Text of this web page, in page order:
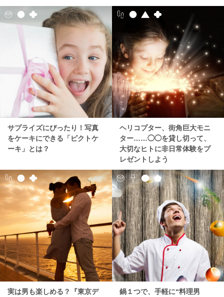
サプライズにぴったり！写真
をケーキにできる「ピクトケ
ーキ」とは？
ヘリコプター、街角巨大モニ
ター……◯◯を貸し切って、
大切なヒトに非日常体験をプ
レゼントしよう
実は男も楽しめる？『東京デ
鍋１つで、手軽に“料理男